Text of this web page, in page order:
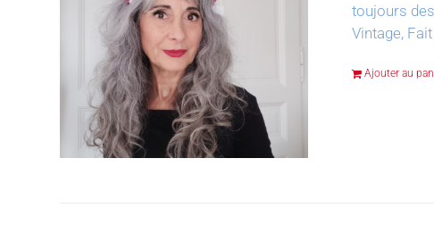
toujours
Vintage,
Ajouter au